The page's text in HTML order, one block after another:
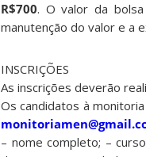
R$700. O valor da
manutenção do valor e a
INSCRIÇÕES
As inscrições deverão
Os candidatos à
– nome completo; –